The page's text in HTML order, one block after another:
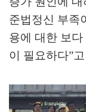
준법정신 부족
용에 대한 보
이 필요하다”